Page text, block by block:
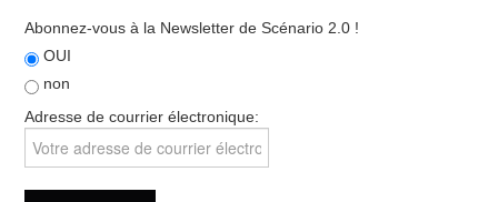
Abonnez-vous à la Newsletter de Scénario 2.0 !
OUI
non
Adresse de courrier électronique: